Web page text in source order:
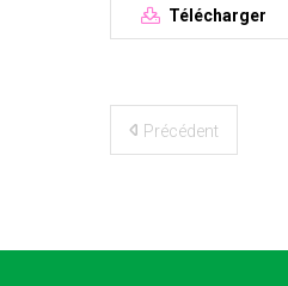
Télécharger
Précédent